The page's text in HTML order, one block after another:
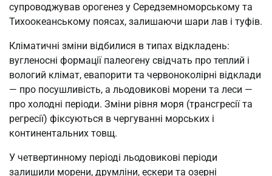
супроводжував орогенез у Середземноморському та
Тихоокеанському поясах, залишаючи шари лав і туфів.
Кліматичні зміни відбилися в типах відкладень:
вугленосні формації палеогену свідчать про теплий і
вологий клімат, евапорити та червоноколірні відклади
— про посушливість, а льодовикові морени та леси —
про холодні періоди. Зміни рівня моря (трансгресії та
регресії) фіксуються в чергуванні морських і
континентальних товщ.
У четвертинному періоді льодовикові періоди
залишили морени, друмліни, ескери та озерні